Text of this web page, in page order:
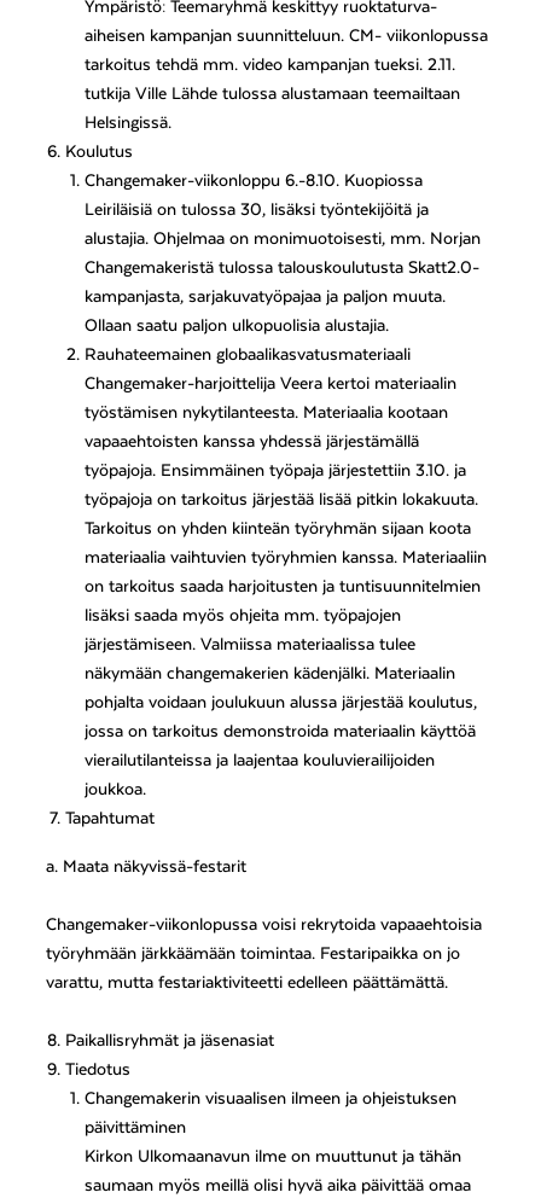
Ympäristö: Teemaryhmä keskittyy ruoktaturva-
aiheisen kampanjan suunnitteluun. CM- viikonlopussa
tarkoitus tehdä mm. video kampanjan tueksi. 2.11.
tutkija Ville Lähde tulossa alustamaan teemailtaan
Helsingissä.
Koulutus
Changemaker-viikonloppu 6.-8.10. Kuopiossa
Leiriläisiä on tulossa 30, lisäksi työntekijöitä ja
alustajia. Ohjelmaa on monimuotoisesti, mm. Norjan
Changemakeristä tulossa talouskoulutusta Skatt2.0-
kampanjasta, sarjakuvatyöpajaa ja paljon muuta.
Ollaan saatu paljon ulkopuolisia alustajia.
Rauhateemainen globaalikasvatusmateriaali
Changemaker-harjoittelija Veera kertoi materiaalin
työstämisen nykytilanteesta. Materiaalia kootaan
vapaaehtoisten kanssa yhdessä järjestämällä
työpajoja. Ensimmäinen työpaja järjestettiin 3.10. ja
työpajoja on tarkoitus järjestää lisää pitkin lokakuuta.
Tarkoitus on yhden kiinteän työryhmän sijaan koota
materiaalia vaihtuvien työryhmien kanssa. Materiaaliin
on tarkoitus saada harjoitusten ja tuntisuunnitelmien
lisäksi saada myös ohjeita mm. työpajojen
järjestämiseen. Valmiissa materiaalissa tulee
näkymään changemakerien kädenjälki. Materiaalin
pohjalta voidaan joulukuun alussa järjestää koulutus,
jossa on tarkoitus demonstroida materiaalin käyttöä
vierailutilanteissa ja laajentaa kouluvierailijoiden
joukkoa.
Tapahtumat
a. Maata näkyvissä-festarit
Changemaker-viikonlopussa voisi rekrytoida vapaaehtoisia
työryhmään järkkäämään toimintaa. Festaripaikka on jo
varattu, mutta festariaktiviteetti edelleen päättämättä.
Paikallisryhmät ja jäsenasiat
Tiedotus
Changemakerin visuaalisen ilmeen ja ohjeistuksen
päivittäminen
Kirkon Ulkomaanavun ilme on muuttunut ja tähän
saumaan myös meillä olisi hyvä aika päivittää omaa